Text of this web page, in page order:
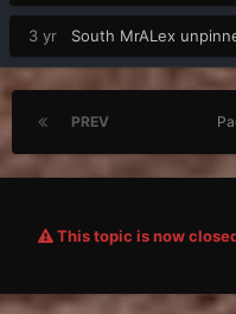
3 yr South MrALex
PREV
This topic is now